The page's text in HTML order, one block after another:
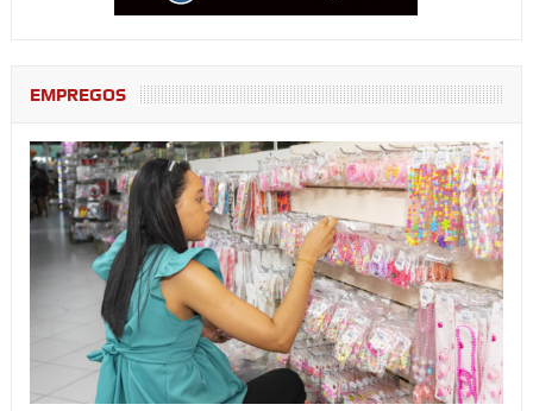
EMPREGOS